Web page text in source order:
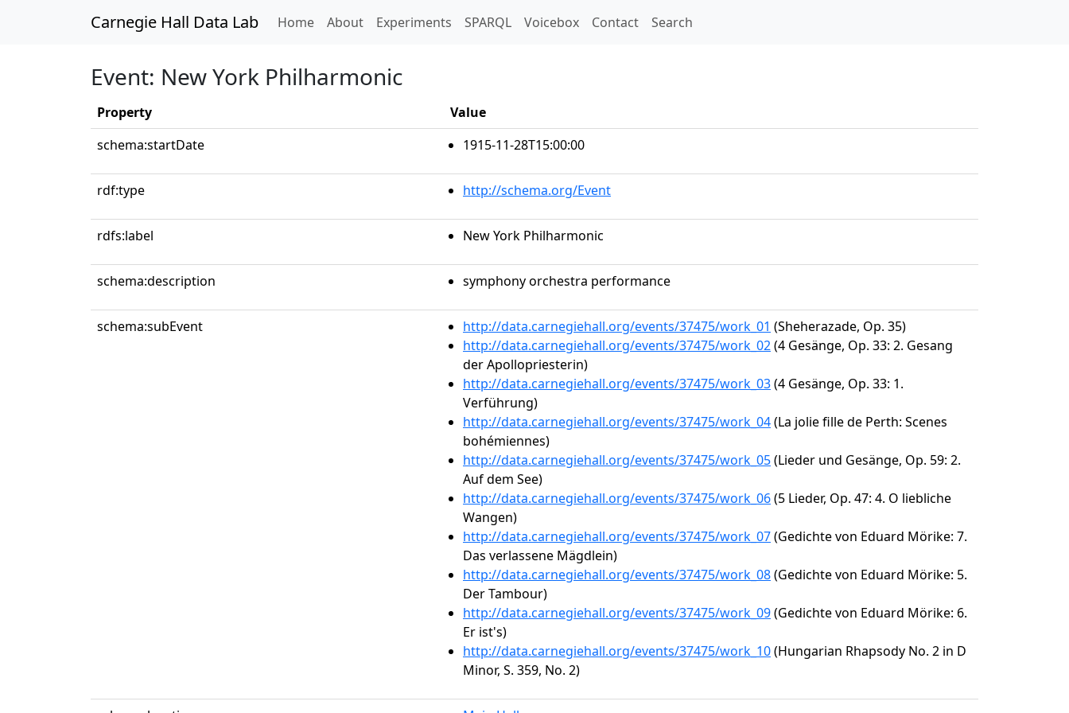
Carnegie Hall Data Lab Home(current)
About Experiments SPARQL Voicebox Contact Search
Event: New York Philharmonic
Property
Value
schema:startDate
1915-11-28T15:00:00
rdf:type http://schema.org/Event
rdfs:label New York Philharmonic
schema:description symphony orchestra performance
schema:subEvent http://data.carnegiehall.org/events/37475/work_01 (Sheherazade, Op. 35)
http://data.carnegiehall.org/events/37475/work_02(4 Gesänge, Op. 33: 2. Gesang
der Apollopriesterin)
http://data.carnegiehall.org/events/37475/work_03(4 Gesänge, Op. 33: 1.
Verführung)
http://data.carnegiehall.org/events/37475/work_04(La jolie fille de Perth: Scenes
bohémiennes)
http://data.carnegiehall.org/events/37475/work_05(Lieder und Gesänge, Op. 59: 2.
Auf dem See)
http://data.carnegiehall.org/events/37475/work_06(5 Lieder, Op. 47: 4. O liebliche
Wangen)
http://data.carnegiehall.org/events/37475/work_07(Gedichte von Eduard Mörike: 7.
Das verlassene Mägdlein)
http://data.carnegiehall.org/events/37475/work_08(Gedichte von Eduard Mörike: 5.
Der Tambour)
http://data.carnegiehall.org/events/37475/work_09(Gedichte von Eduard Mörike: 6.
Er ist's)
http://data.carnegiehall.org/events/37475/work_10(Hungarian Rhapsody No. 2 in D
Minor, S. 359, No. 2)